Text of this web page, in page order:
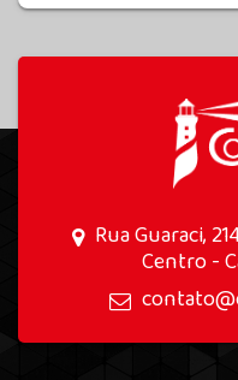
Rua Guaraci,
Centro -